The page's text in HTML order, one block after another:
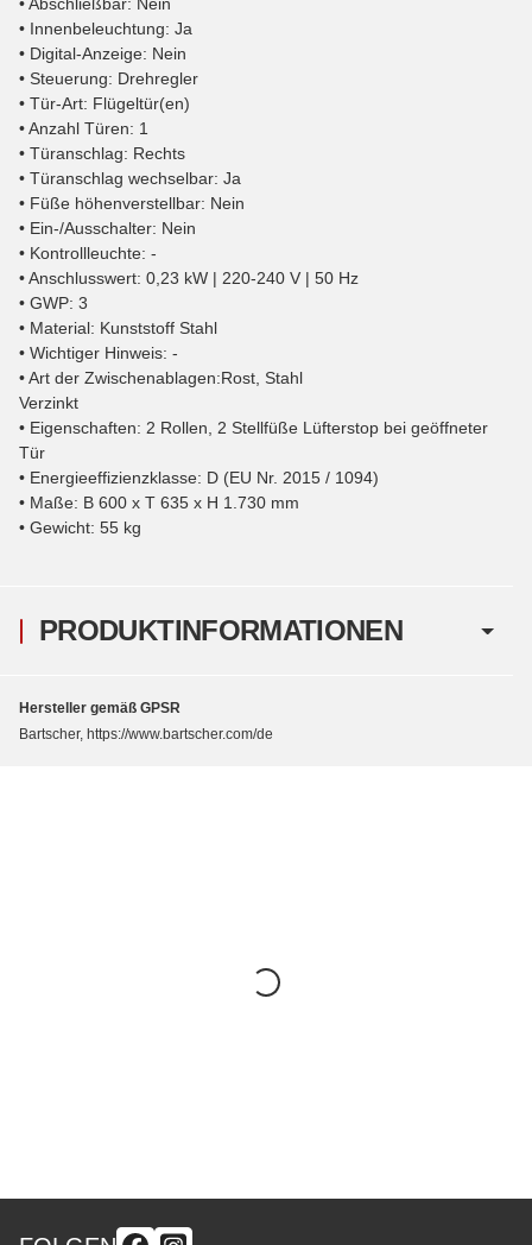
PRODUKTINFORMATIONEN
• Abschließbar: Nein
• Innenbeleuchtung: Ja
• Digital-Anzeige: Nein
• Steuerung: Drehregler
• Tür-Art: Flügeltür(en)
• Anzahl Türen: 1
• Türanschlag: Rechts
• Türanschlag wechselbar: Ja
• Füße höhenverstellbar: Nein
• Ein-/Ausschalter: Nein
• Kontrollleuchte: -
• Anschlusswert: 0,23 kW | 220-240 V | 50 Hz
• GWP: 3
• Material: Kunststoff Stahl
• Wichtiger Hinweis: -
• Art der Zwischenablagen:Rost, Stahl
Verzinkt
• Eigenschaften: 2 Rollen, 2 Stellfüße Lüfterstop bei geöffneter
Tür
• Energieeffizienzklasse: D (EU Nr. 2015 / 1094)
• Maße: B 600 x T 635 x H 1.730 mm
• Gewicht: 55 kg
Hersteller gemäß GPSR
Bartscher, https://www.bartscher.com/de